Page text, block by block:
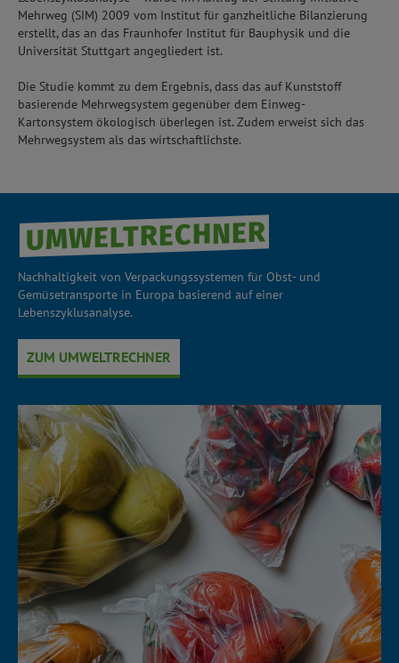
Mehrweg (SIM) 2009 vom Institut für ganzheitliche Bilanzierung
erstellt, das an das Fraunhofer Institut für Bauphysik und die
Universität Stuttgart angegliedert ist.
Die Studie kommt zu dem Ergebnis, dass das auf Kunststoff
basierende Mehrwegsystem gegenüber dem Einweg-
Kartonsystem ökologisch überlegen ist. Zudem erweist sich das
Mehrwegsystem als das wirtschaftlichste.
UMWELTRECHNER
Nachhaltigkeit von Verpackungssystemen für Obst- und
Gemüsetransporte in Europa basierend auf einer
Lebenszyklusanalyse.
ZUM UMWELTRECHNER